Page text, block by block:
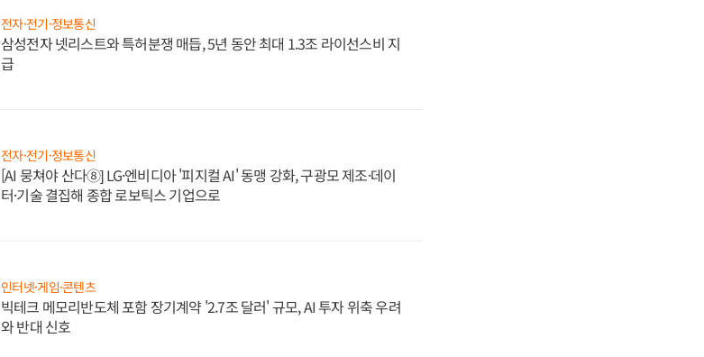
전자·전기·정보통신
삼성전자 넷리스트와 특허분쟁 매듭, 5년 동안 최대 1.3조 라이선스비 지
급
전자·전기·정보통신
[AI 뭉쳐야 산다⑧] LG·엔비디아 '피지컬 AI' 동맹 강화, 구광모 제조·데이
터·기술 결집해 종합 로보틱스 기업으로
인터넷·게임·콘텐츠
빅테크 메모리반도체 포함 장기계약 '2.7조 달러' 규모, AI 투자 위축 우려
와 반대 신호